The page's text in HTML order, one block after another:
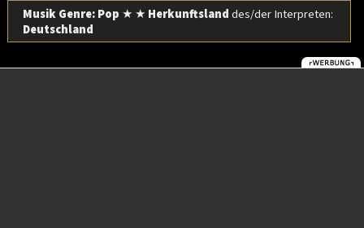
Musik Genre: Pop ★ ★ Herkunftslanddes/der Interpreten:
Deutschland